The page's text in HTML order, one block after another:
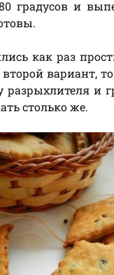
градусов и
как раз
вариант, то
разрыхлителя и
столько же.